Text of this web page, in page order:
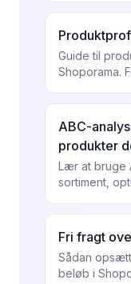
Guide til
Shoporama.
ABC-
produkter
Lær at bruge
sortiment,
Fri fragt
Sådan
beløb i